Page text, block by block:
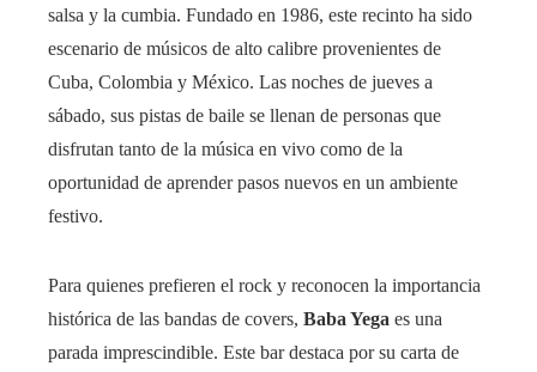
salsa y la cumbia. Fundado en 1986, este recinto ha sido
escenario de músicos de alto calibre provenientes de
Cuba, Colombia y México. Las noches de jueves a
sábado, sus pistas de baile se llenan de personas que
disfrutan tanto de la música en vivo como de la
oportunidad de aprender pasos nuevos en un ambiente
festivo.
Para quienes prefieren el rock y reconocen la importancia
histórica de las bandas de covers, Baba Yega es una
parada imprescindible. Este bar destaca por su carta de